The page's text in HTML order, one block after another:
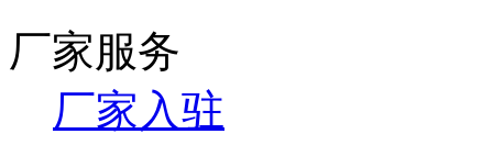
厂家服务
厂家入驻